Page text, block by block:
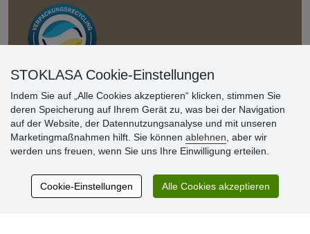
Kundenbewertung
Sehr schöne Ware zu günstigen Preisen. Sehr
Schnelle Lieferung. Alles top.
STOKLASA Cookie-Einstellungen
Indem Sie auf „Alle Cookies akzeptieren“ klicken, stimmen Sie
deren Speicherung auf Ihrem Gerät zu, was bei der Navigation
auf der Website, der Datennutzungsanalyse und mit unseren
Marketingmaßnahmen hilft. Sie können ablehnen , aber wir
werden uns freuen, wenn Sie uns Ihre Einwilligung erteilen.
Cookie-Einstellungen Alle Cookies akzeptieren